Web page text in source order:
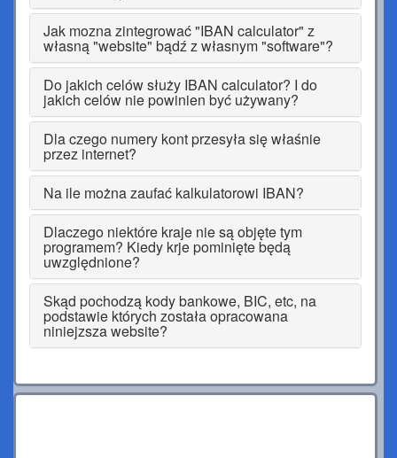
Jak mozna zintegrować "IBAN calculator" z
własną "website" bądź z własnym "software"?
Do jakich celów służy IBAN calculator? I do
jakich celów nie powinien być używany?
Dla czego numery kont przesyła się właśnie
przez internet?
Na ile można zaufać kalkulatorowi IBAN?
Dlaczego niektóre kraje nie są objęte tym
programem? Kiedy krje pominięte będą
uwzględnione?
Skąd pochodzą kody bankowe, BIC, etc, na
podstawie których została opracowana
niniejzsza website?